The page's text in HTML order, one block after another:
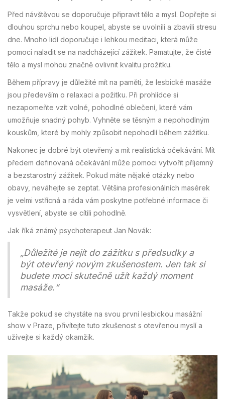
Před návštěvou se doporučuje připravit tělo a mysl. Dopřejte si
dlouhou sprchu nebo koupel, abyste se uvolnili a zbavili stresu
dne. Mnoho lidí doporučuje i lehkou meditaci, která může
pomoci naladit se na nadcházející zážitek. Pamatujte, že čisté
tělo a mysl mohou značně ovlivnit kvalitu prožitku.
Během přípravy je důležité mít na paměti, že lesbické masáže
jsou především o relaxaci a požitku. Při prohlídce si
nezapomeňte vzít volné, pohodlné oblečení, které vám
umožňuje snadný pohyb. Vyhněte se těsným a nepohodlným
kouskům, které by mohly způsobit nepohodlí během zážitku.
Nakonec je dobré být otevřený a mít realistická očekávání. Mít
předem definovaná očekávání může pomoci vytvořit příjemný
a bezstarostný zážitek. Pokud máte nějaké otázky nebo
obavy, neváhejte se zeptat. Většina profesionálních masérek
je velmi vstřícná a ráda vám poskytne potřebné informace či
vysvětlení, abyste se cítili pohodlně.
Jak říká známý psychoterapeut Jan Novák:
„Důležité je nejít do zážitku s předsudky a
být otevřený novým zkušenostem. Jen tak si
budete moci skutečně užít každý moment
masáže.“
Takže pokud se chystáte na svou první lesbickou masážní
show v Praze, přivítejte tuto zkušenost s otevřenou myslí a
užívejte si každý okamžik.